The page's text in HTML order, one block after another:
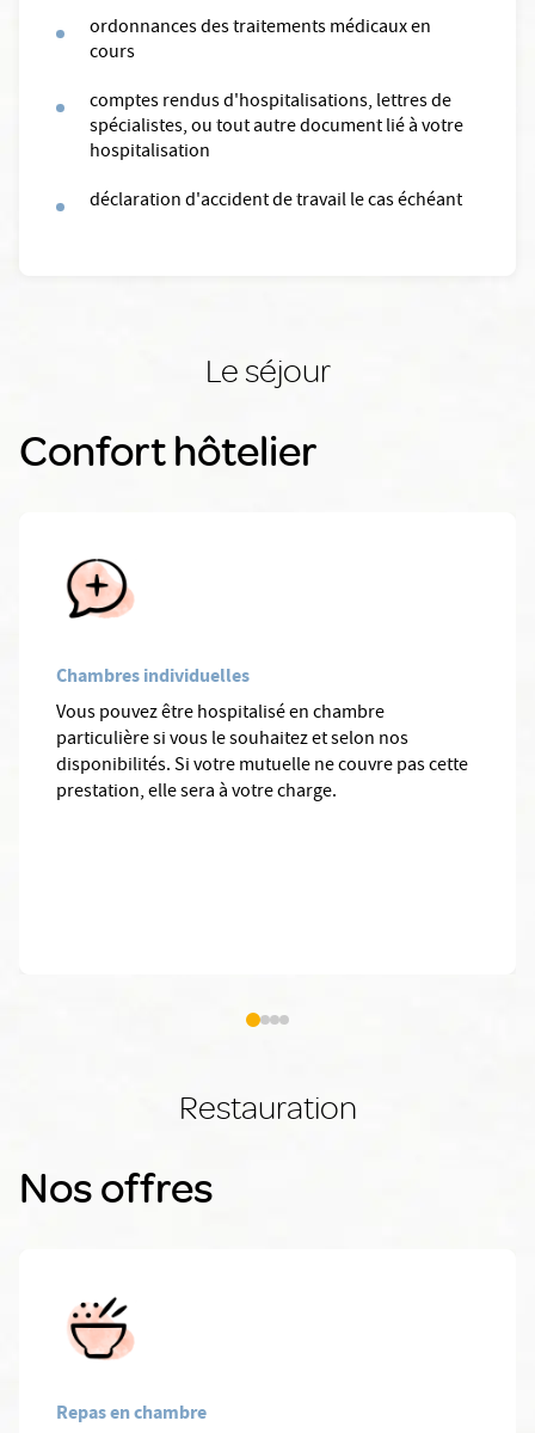
ordonnances des traitements médicaux en
cours
comptes rendus d'hospitalisations, lettres de
spécialistes, ou tout autre document lié à votre
hospitalisation
déclaration d'accident de travail le cas échéant
Le séjour
Confort hôtelier
Chambres individuelles
Vous pouvez être hospitalisé en chambre
particulière si vous le souhaitez et selon nos
disponibilités. Si votre mutuelle ne couvre pas cette
prestation, elle sera à votre charge.
Restauration
Nos offres
Repas en chambre